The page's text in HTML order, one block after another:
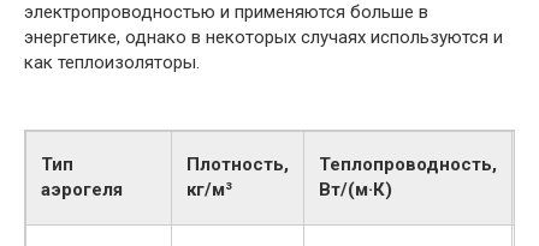
электропроводностью и применяются больше в
энергетике, однако в некоторых случаях используются и
как теплоизоляторы.
Тип
аэрогеля
Плотность,
кг/м³
Теплопроводность,
Вт/(м·К)